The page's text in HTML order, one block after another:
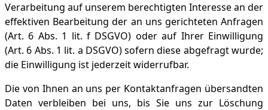
Verarbeitung auf unserem berechtigten Interesse an der
effektiven Bearbeitung der an uns gerichteten Anfragen
(Art. 6 Abs. 1 lit. f DSGVO) oder auf Ihrer Einwilligung
(Art. 6 Abs. 1 lit. a DSGVO) sofern diese abgefragt wurde;
die Einwilligung ist jederzeit widerrufbar.
Die von Ihnen an uns per Kontaktanfragen übersandten
Daten verbleiben bei uns, bis Sie uns zur Löschung